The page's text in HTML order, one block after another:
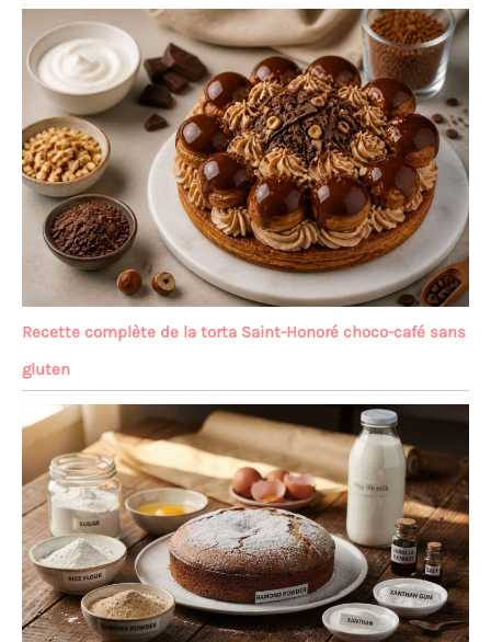
Recette complète de la torta Saint-Honoré choco-café sans
gluten